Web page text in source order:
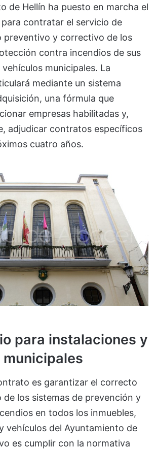
de Hellín ha puesto en marcha el
contratar el servicio de
preventivo y correctivo de los
contra incendios de sus
municipales. La
mediante un sistema
una fórmula que
empresas habilitadas y,
adjudicar contratos específicos
cuatro años.
para instalaciones y
es garantizar el correcto
de los sistemas de prevención y
en todos los inmuebles,
vehículos del Ayuntamiento de
es cumplir con la normativa